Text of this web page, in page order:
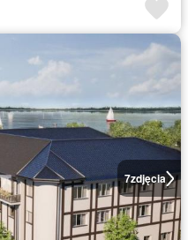
7zdjęcia